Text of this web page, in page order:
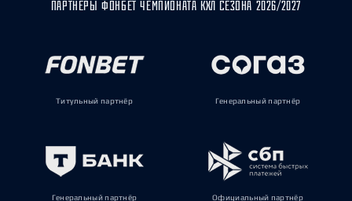
ПАРТНЁРЫ ФОНБЕТ ЧЕМПИОНАТА КХЛ СЕЗОНА 2026/2027
Титульный партнёр Генеральный партнёр
Генеральный партнёр Официальный партнёр